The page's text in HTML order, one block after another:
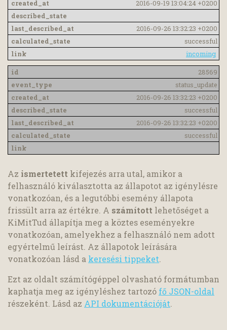
2016-09-19 13:04:24 +0200
2016-09-26 13:32:23 +0200
successful
incoming
28569
status_update
2016-09-26 13:32:23 +0200
successful
2016-09-26 13:32:23 +0200
successful
Az ismertetett kifejezés arra utal, amikor a
felhasználó kiválasztotta az állapotot az igénylésre
vonatkozóan, és a legutóbbi esemény állapota
frissült arra az értékre. A számított lehetőséget a
KiMitTud állapítja meg a köztes eseményekre
vonatkozóan, amelyekhez a felhasználó nem adott
egyértelmű leírást. Az állapotok leírására
vonatkozóan lásd a keresési tippeket.
Ezt az oldalt számítógéppel olvasható formátumban
kaphatja meg az igényléshez tartozó fő JSON-oldal
részeként. Lásd az API dokumentációját.